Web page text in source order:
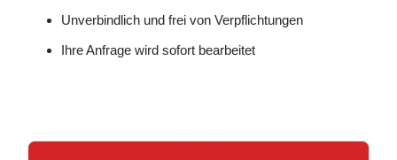
Unverbindlich und frei von Verpflichtungen
Ihre Anfrage wird sofort bearbeitet